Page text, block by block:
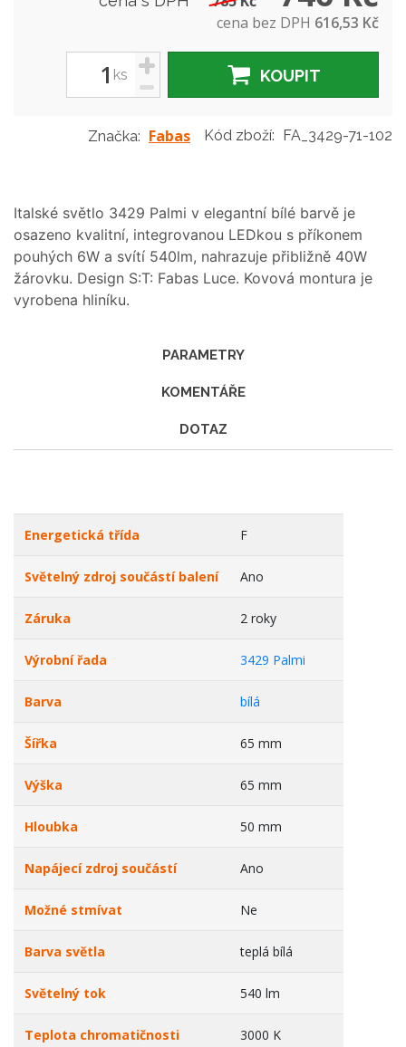
cena bez DPH 616,53 Kč
ks
+
-
KOUPIT
Značka: Fabas Kód zboží: FA_3429-71-102
Italské světlo 3429 Palmi v elegantní bílé barvě je
osazeno kvalitní, integrovanou LEDkou s příkonem
pouhých 6W a svítí 540lm, nahrazuje přibližně 40W
žárovku. Design S:T: Fabas Luce. Kovová montura je
vyrobena hliníku.
PARAMETRY
KOMENTÁŘE
DOTAZ
Energetická třída F
Světelný zdroj součástí balení Ano
Záruka 2 roky
Výrobní řada 3429 Palmi
Barva bílá
Šířka 65 mm
Výška 65 mm
Hloubka 50 mm
Napájecí zdroj součástí Ano
Možné stmívat Ne
Barva světla teplá bílá
Světelný tok 540 lm
Teplota chromatičnosti 3000 K